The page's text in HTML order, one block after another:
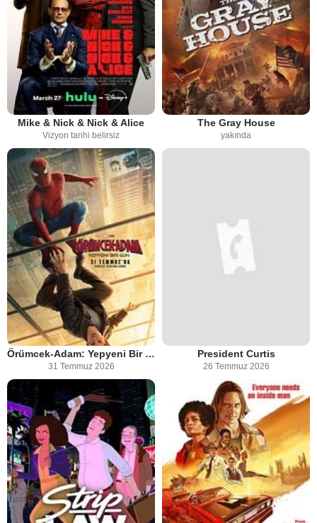
Mike & Nick & Nick & Alice
Vizyon tarihi belirsiz
The Gray House
yakında
Örümcek-Adam: Yepyeni Bir Gün
31 Temmuz 2026
President Curtis
26 Temmuz 2026